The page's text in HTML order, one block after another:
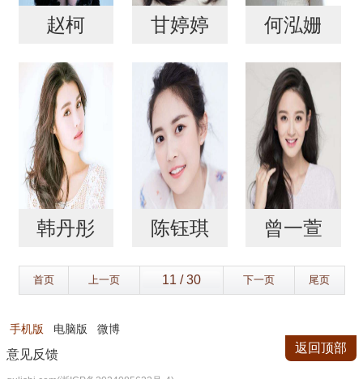
赵柯 甘婷婷 何泓姗
韩丹彤 陈钰琪 曾一萱
首页 上一页 下一页 尾页
手机版 电脑版 微博
意见反馈 返回顶部